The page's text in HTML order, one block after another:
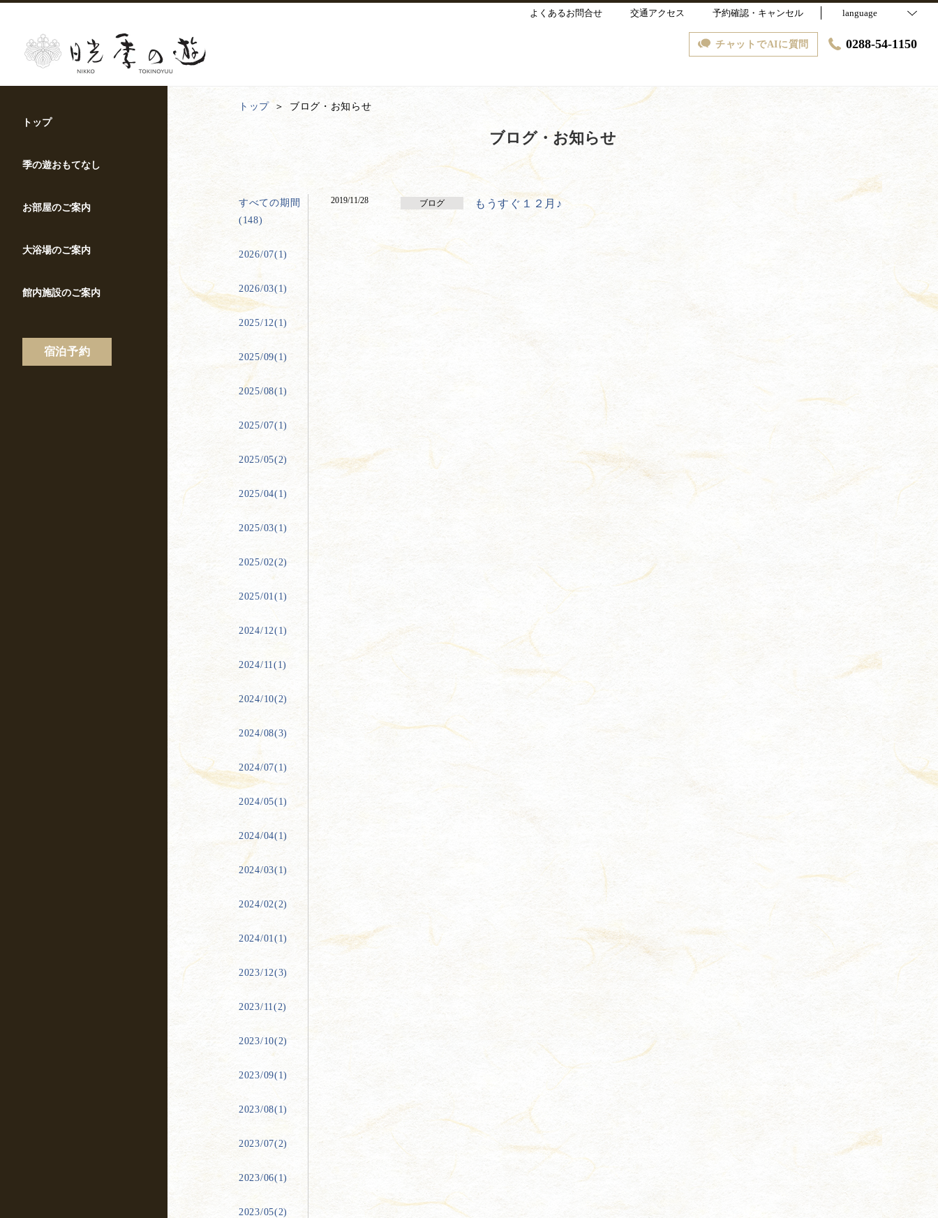
よくあるお問合せ 交通アクセス 予約確認・キャンセル language
チャットでAIに質問 0288-54-1150
トップ
季の遊おもてなし
お部屋のご案内
大浴場のご案内
館内施設のご案内
宿泊予約
トップ ブログ・お知らせ
ブログ・お知らせ
すべての期間
(148)
2026/07(1)
2026/03(1)
2025/12(1)
2025/09(1)
2025/08(1)
2025/07(1)
2025/05(2)
2025/04(1)
2025/03(1)
2025/02(2)
2025/01(1)
2024/12(1)
2024/11(1)
2024/10(2)
2024/08(3)
2024/07(1)
2024/05(1)
2024/04(1)
2024/03(1)
2024/02(2)
2024/01(1)
2023/12(3)
2023/11(2)
2023/10(2)
2023/09(1)
2023/08(1)
2023/07(2)
2023/06(1)
2023/05(2)
2019/11/28 ブログ もうすぐ１２月♪